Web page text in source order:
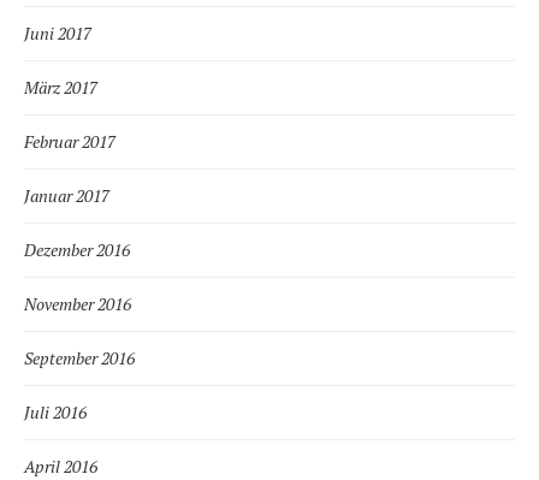
Juni 2017
März 2017
Februar 2017
Januar 2017
Dezember 2016
November 2016
September 2016
Juli 2016
April 2016